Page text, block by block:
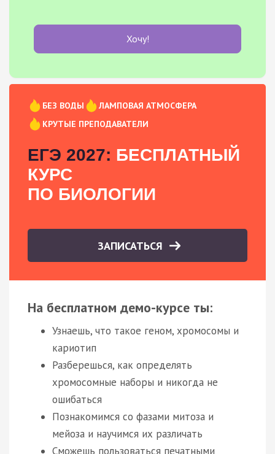
Хочу!
БЕЗ ВОДЫ
ЛАМПОВАЯ АТМОСФЕРА
КРУТЫЕ ПРЕПОДАВАТЕЛИ
ЕГЭ 2027: БЕСПЛАТНЫЙ
КУРС
ПО БИОЛОГИИ
ЗАПИСАТЬСЯ
На бесплатном демо-курсе ты:
Узнаешь, что такое геном, хромосомы и
кариотип
Разберешься, как определять
хромосомные наборы и никогда не
ошибаться
Познакомимся со фазами митоза и
мейоза и научимся их различать
Сможешь пользоваться печатными